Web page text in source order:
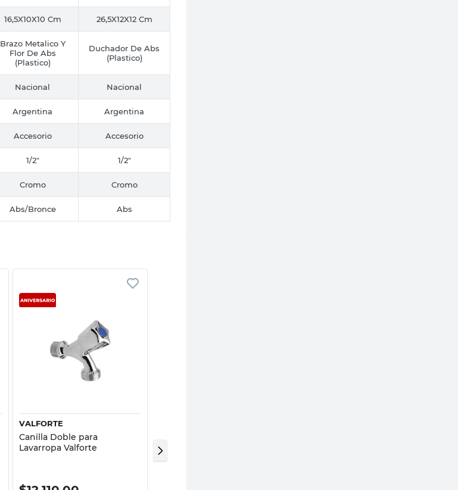
16,5X10X10 Cm 26,5X12X12 Cm
Brazo Metalico Y
Flor De Abs
(Plastico)
Duchador De Abs
(Plastico)
Nacional Nacional
Argentina Argentina
Accesorio Accesorio
1/2" 1/2"
Cromo Cromo
Abs/Bronce Abs
Vista rápida
VALFORTE
Canilla Doble para
Lavarropa Valforte
10310 Ginyplas